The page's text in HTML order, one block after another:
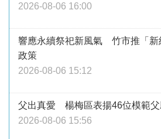
2026-08-06 16:00
響應永續祭祀新風氣 竹市推「新
政策
2026-08-06 15:12
父出真愛 楊梅區表揚46位模範父
2026-08-06 15:56